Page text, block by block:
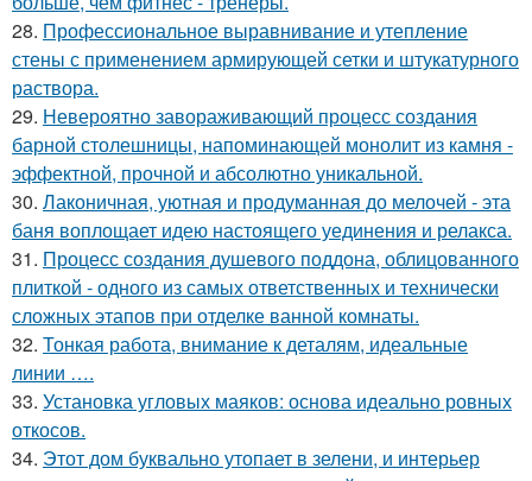
28. Профессиональное выравнивание и утепление
стены с применением армирующей сетки и штукатурного
раствора.
29. Невероятно завораживающий процесс создания
барной столешницы, напоминающей монолит из камня -
эффектной, прочной и абсолютно уникальной.
30. Лаконичная, уютная и продуманная до мелочей - эта
баня воплощает идею настоящего уединения и релакса.
31. Процесс создания душевого поддона, облицованного
плиткой - одного из самых ответственных и технически
сложных этапов при отделке ванной комнаты.
32. Тонкая работа, внимание к деталям, идеальные
линии ….
33. Установка угловых маяков: основа идеально ровных
откосов.
34. Этот дом буквально утопает в зелени, и интерьер